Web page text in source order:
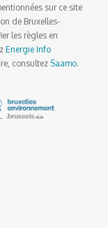
sur ce site
de Bruxelles-
les règles en
Energie Info
consultez Saamo.